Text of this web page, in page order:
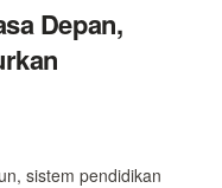
Depan,
sistem pendidikan